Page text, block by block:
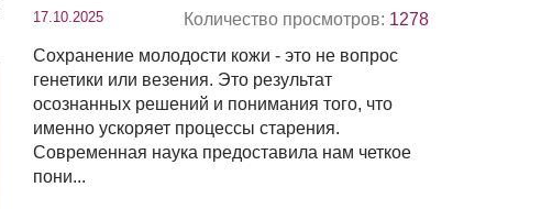
17.10.2025 Количество просмотров: 1278
Сохранение молодости кожи - это не вопрос
генетики или везения. Это результат
осознанных решений и понимания того, что
именно ускоряет процессы старения.
Современная наука предоставила нам четкое
пони...